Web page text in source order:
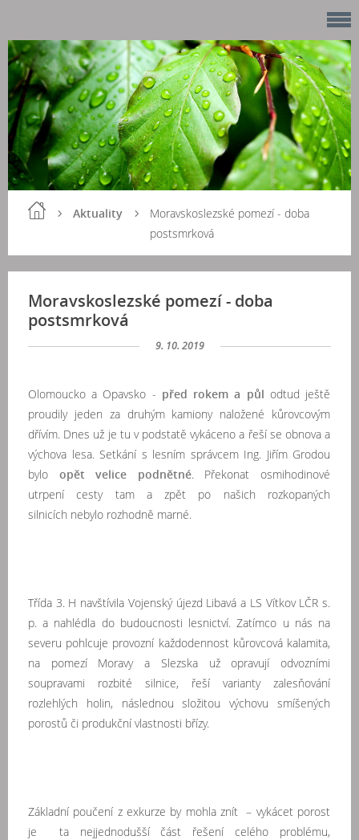
Aktuality
Moravskoslezské pomezí - doba
postsmrková
Moravskoslezské pomezí - doba
postsmrková
9. 10. 2019
Olomoucko a Opavsko - před rokem a půl odtud ještě
proudily jeden za druhýmkamiony naložené kůrovcovým
dřívím. Dnes už je tu v podstatě vykáceno a řeší se obnova a
výchova lesa. Setkání s lesním správcem Ing. Jiřím Grodou
bylo opět velice podnětné. Překonat osmihodinové
utrpení cesty tam a zpět po našich rozkopaných
silnicích nebylo rozhodně marné.
Třída 3. H navštívila Vojenský újezd Libavá a LS Vítkov LČR s.
p. a nahlédla do budoucnosti lesnictví. Zatímco u nás na
severu pohlcuje provozní každodennost kůrovcová kalamita,
na pomezí Moravy a Slezska už opravují odvozními
soupravami rozbité silnice, řeší varianty zalesňování
rozlehlých holin, následnou složitou výchovu smíšených
porostů či produkční vlastnosti břízy.
Základní poučení z exkurze by mohla znít – vykácet porost
je ta nejjednodušší část řešení celého problému,